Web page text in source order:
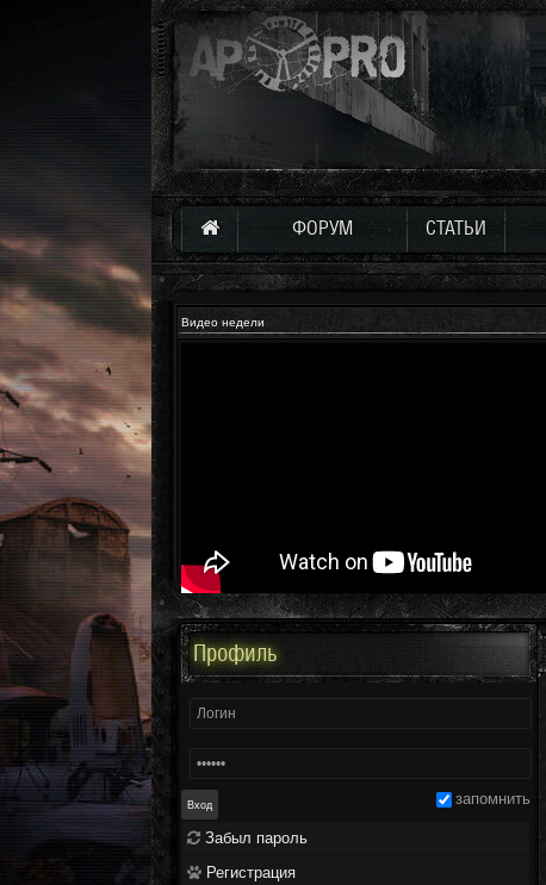
ФОРУМ СТАТЬИ
Видео недели
Профиль
запомнить
Забыл пароль
Регистрация